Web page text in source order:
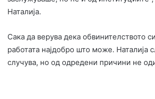
Наталија.
Сака да верува дека обвинителството
работата најдобро што може. Наталија
случува, но од одредени причини не